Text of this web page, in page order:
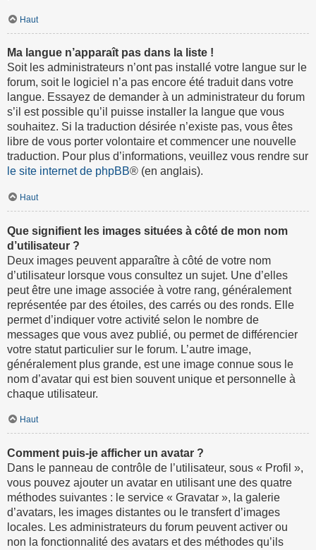
Haut
Ma langue n’apparaît pas dans la liste !
Soit les administrateurs n’ont pas installé votre langue sur le
forum, soit le logiciel n’a pas encore été traduit dans votre
langue. Essayez de demander à un administrateur du forum
s’il est possible qu’il puisse installer la langue que vous
souhaitez. Si la traduction désirée n’existe pas, vous êtes
libre de vous porter volontaire et commencer une nouvelle
traduction. Pour plus d’informations, veuillez vous rendre sur
le site internet de phpBB® (en anglais).
Haut
Que signifient les images situées à côté de mon nom
d’utilisateur ?
Deux images peuvent apparaître à côté de votre nom
d’utilisateur lorsque vous consultez un sujet. Une d’elles
peut être une image associée à votre rang, généralement
représentée par des étoiles, des carrés ou des ronds. Elle
permet d’indiquer votre activité selon le nombre de
messages que vous avez publié, ou permet de différencier
votre statut particulier sur le forum. L’autre image,
généralement plus grande, est une image connue sous le
nom d’avatar qui est bien souvent unique et personnelle à
chaque utilisateur.
Haut
Comment puis-je afficher un avatar ?
Dans le panneau de contrôle de l’utilisateur, sous « Profil »,
vous pouvez ajouter un avatar en utilisant une des quatre
méthodes suivantes : le service « Gravatar », la galerie
d’avatars, les images distantes ou le transfert d’images
locales. Les administrateurs du forum peuvent activer ou
non la fonctionnalité des avatars et des méthodes qu’ils